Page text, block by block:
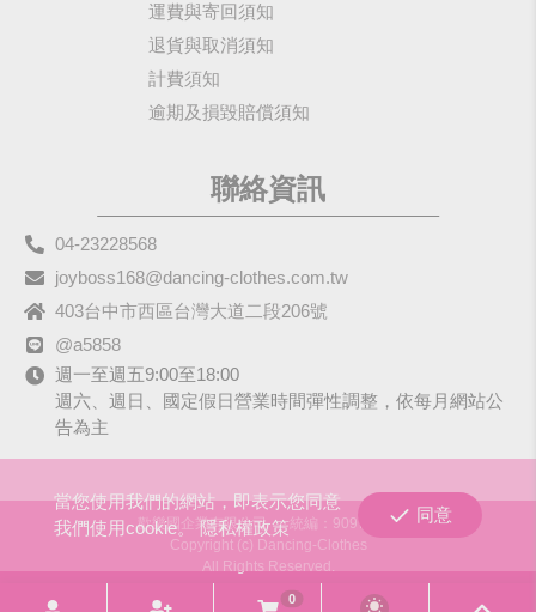
運費與寄回須知
退貨與取消須知
計費須知
逾期及損毀賠償須知
聯絡資訊
04-23228568
joyboss168@dancing-clothes.com.tw
403台中市西區台灣大道二段206號
@a5858
週一至週五9:00至18:00
週六、週日、國定假日營業時間彈性調整，依每月網站公
告為主
歡樂國企業有限公司
統編：90979680
Copyright (c) Dancing-Clothes
All Rights Reserved.
當您使用我們的網站，即表示您同意
我們使用cookie。隱私權政策
同意
0